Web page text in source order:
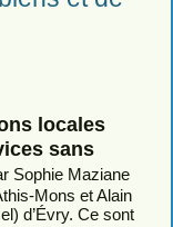
locales
sans
Sophie Maziane
Mons et Alain
d’Évry. Ce sont